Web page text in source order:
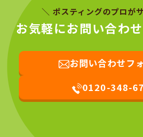
＼ ポスティングのプロが
お気軽にお問い合わ
お問い合わせフ
0120-348-